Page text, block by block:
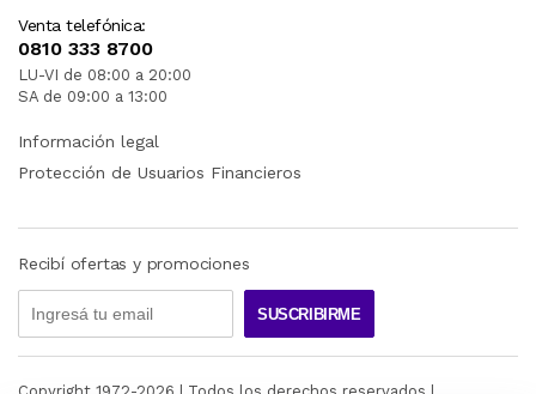
Venta telefónica:
0810 333 8700
LU-VI de 08:00 a 20:00
SA de 09:00 a 13:00
Información legal
Protección de Usuarios Financieros
Recibí ofertas y promociones
SUSCRIBIRME